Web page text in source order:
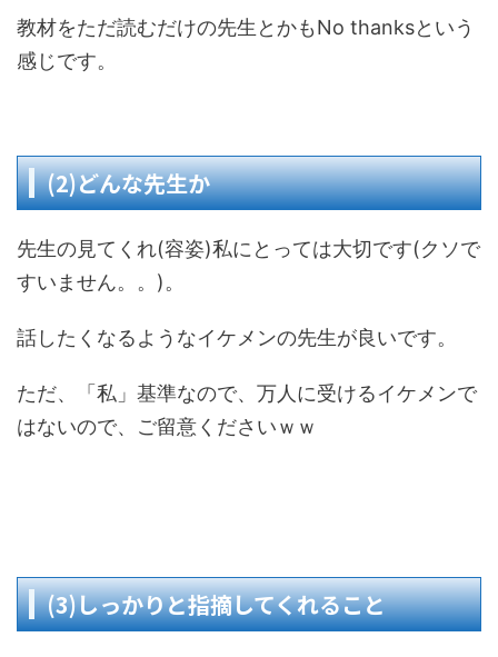
教材をただ読むだけの先生とかもNo thanksという
感じです。
(2)どんな先生か
先生の見てくれ(容姿)私にとっては大切です(クソで
すいません。。)。
話したくなるようなイケメンの先生が良いです。
ただ、「私」基準なので、万人に受けるイケメンで
はないので、ご留意くださいｗｗ
(3)しっかりと指摘してくれること